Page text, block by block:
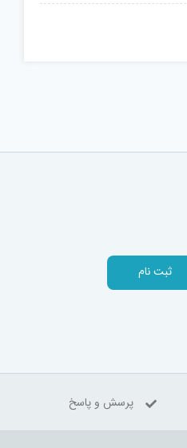
ثبت نام
پرسش و پاسخ